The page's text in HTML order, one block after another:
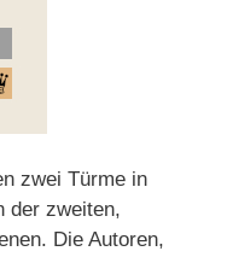
zwei Türme in
der zweiten,
Die Autoren,